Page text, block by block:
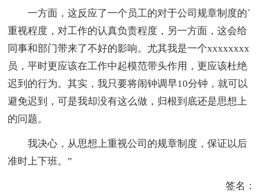
一方面，这反应了一个员工的对于公司规章制度的`
重视程度，对工作的认真负责程度，另一方面，这会给
同事和部门带来了不好的影响。尤其我是一个xxxxxxxx
员，平时更应该在工作中起模范带头作用，更应该杜绝
迟到的行为。其实，我只要将闹钟调早10分钟，就可以
避免迟到，可是我却没有这么做，归根到底还是思想上
的问题。
我决心，从思想上重视公司的规章制度，保证以后
准时上下班。”
签名：